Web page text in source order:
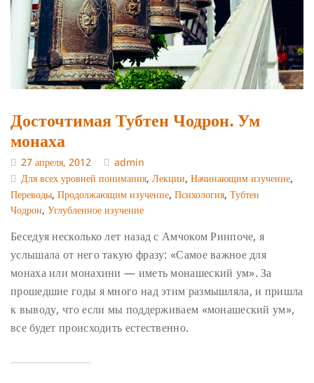
Досточтимая Тубтен Чодрон. Ум
монаха
27 апреля, 2012
admin
Для всех уровней понимания, Лекции, Начинающим изучение,
Переводы, Продолжающим изучение, Психология, Тубтен
Чодрон, Углубленное изучение
Беседуя несколько лет назад с Амчоком Ринпоче, я
услышала от него такую фразу: «Самое важное для
монаха или монахини — иметь монашеский ум». За
прошедшие годы я много над этим размышляла, и пришла
к выводу, что если мы поддерживаем «монашеский ум»,
все будет происходить естественно.